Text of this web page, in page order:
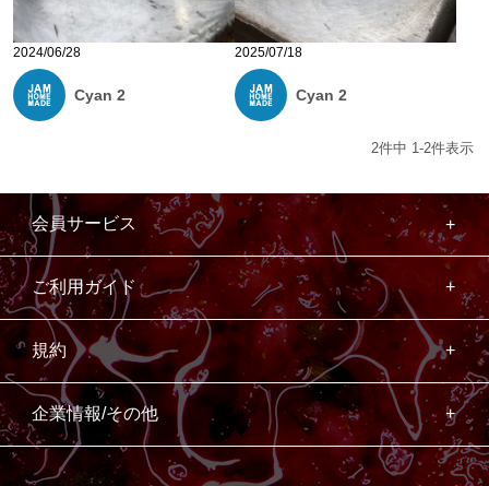
2024/06/28
Cyan 2
2025/07/18
Cyan 2
2件中 1-2件表示
会員サービス
ご利用ガイド
規約
企業情報/その他